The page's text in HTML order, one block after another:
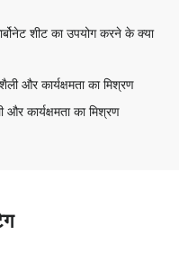
शीट का उपयोग करने के क्या
कार्यक्षमता का मिश्रण